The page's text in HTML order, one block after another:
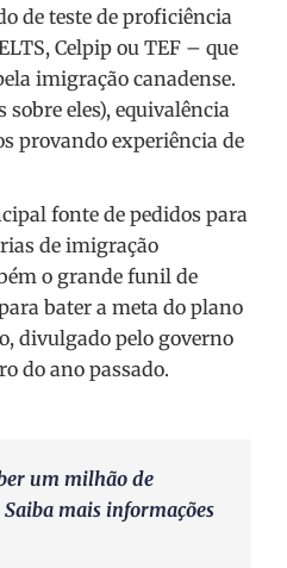
de teste de proficiência
Celpip ou TEF – que
imigração canadense.
sobre eles), equivalência
provando experiência de
fonte de pedidos para
de imigração
o grande funil de
bater a meta do plano
divulgado pelo governo
do ano passado.
um milhão de
mais informações